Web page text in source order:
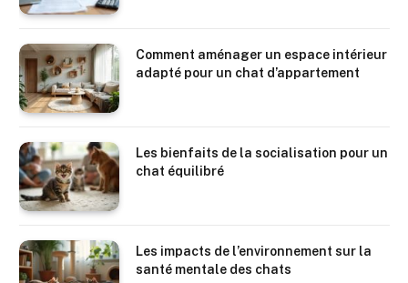
Comment aménager un espace intérieur
adapté pour un chat d’appartement
Les bienfaits de la socialisation pour un
chat équilibré
Les impacts de l’environnement sur la
santé mentale des chats